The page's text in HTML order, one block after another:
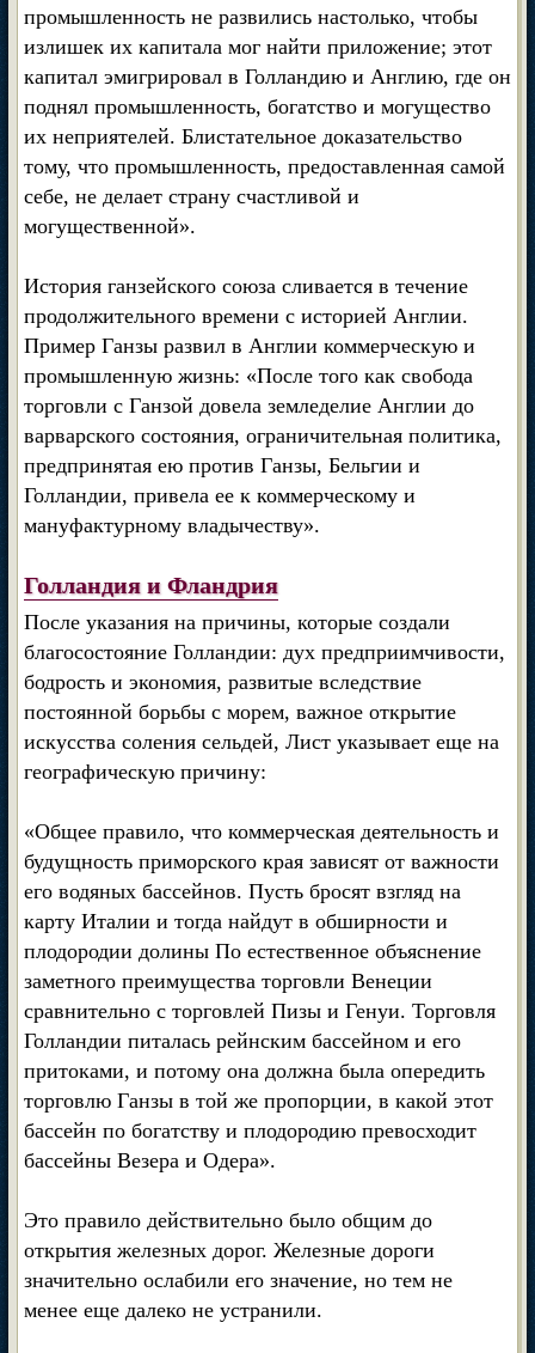
промышленность не развились настолько, чтобы
излишек их капитала мог найти приложение; этот
капитал эмигрировал в Голландию и Англию, где он
поднял промышленность, богатство и могущество
их неприятелей. Блистательное доказательство
тому, что промышленность, предоставленная самой
себе, не делает страну счастливой и
могущественной».
История ганзейского союза сливается в течение
продолжительного времени с историей Англии.
Пример Ганзы развил в Англии коммерческую и
промышленную жизнь: «После того как свобода
торговли с Ганзой довела земледелие Англии до
варварского состояния, ограничительная политика,
предпринятая ею против Ганзы, Бельгии и
Голландии, привела ее к коммерческому и
мануфактурному владычеству».
Голландия и Фландрия
После указания на причины, которые создали
благосостояние Голландии: дух предприимчивости,
бодрость и экономия, развитые вследствие
постоянной борьбы с морем, важное открытие
искусства соления сельдей, Лист указывает еще на
географическую причину:
«Общее правило, что коммерческая деятельность и
будущность приморского края зависят от важности
его водяных бассейнов. Пусть бросят взгляд на
карту Италии и тогда найдут в обширности и
плодородии долины По естественное объяснение
заметного преимущества торговли Венеции
сравнительно с торговлей Пизы и Генуи. Торговля
Голландии питалась рейнским бассейном и его
притоками, и потому она должна была опередить
торговлю Ганзы в той же пропорции, в какой этот
бассейн по богатству и плодородию превосходит
бассейны Везера и Одера».
Это правило действительно было общим до
открытия железных дорог. Железные дороги
значительно ослабили его значение, но тем не
менее еще далеко не устранили.